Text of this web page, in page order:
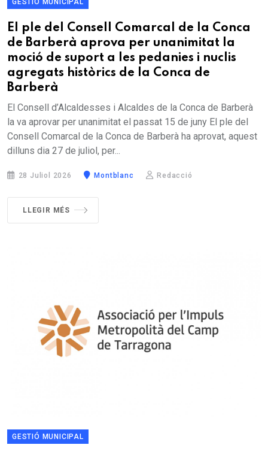
GESTIÓ MUNICIPAL
El ple del Consell Comarcal de la Conca
de Barberà aprova per unanimitat la
moció de suport a les pedanies i nuclis
agregats històrics de la Conca de
Barberà
El Consell d’Alcaldesses i Alcaldes de la Conca de Barberà
la va aprovar per unanimitat el passat 15 de juny El ple del
Consell Comarcal de la Conca de Barberà ha aprovat, aquest
dilluns dia 27 de juliol, per...
28 Juliol 2026 Montblanc Redacció
LLEGIR MÉS
GESTIÓ MUNICIPAL